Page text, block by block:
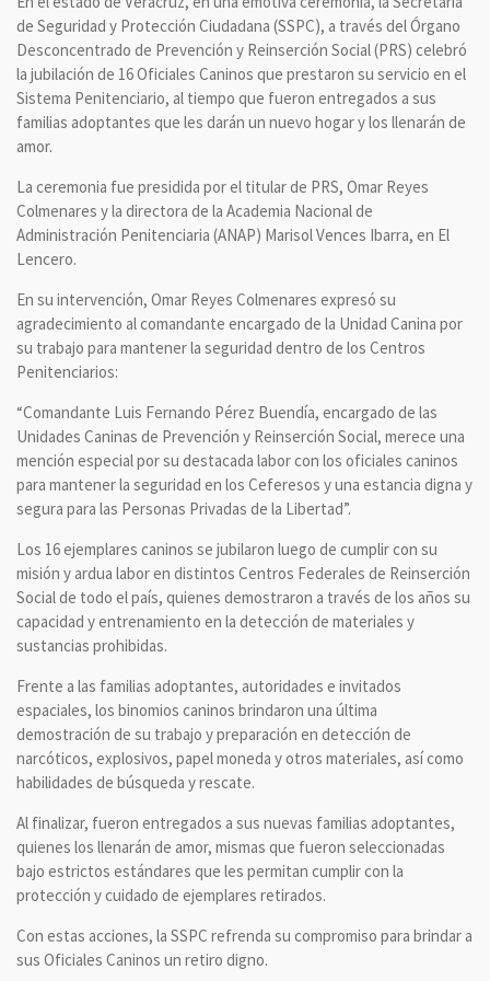
de Seguridad y Protección Ciudadana (SSPC), a través del Órgano
Desconcentrado de Prevención y Reinserción Social (PRS) celebró
la jubilación de 16 Oficiales Caninos que prestaron su servicio en el
Sistema Penitenciario, al tiempo que fueron entregados a sus
familias adoptantes que les darán un nuevo hogar y los llenarán de
amor.
La ceremonia fue presidida por el titular de PRS, Omar Reyes
Colmenares y la directora de la Academia Nacional de
Administración Penitenciaria (ANAP) Marisol Vences Ibarra, en El
Lencero.
En su intervención, Omar Reyes Colmenares expresó su
agradecimiento al comandante encargado de la Unidad Canina por
su trabajo para mantener la seguridad dentro de los Centros
Penitenciarios:
“Comandante Luis Fernando Pérez Buendía, encargado de las
Unidades Caninas de Prevención y Reinserción Social, merece una
mención especial por su destacada labor con los oficiales caninos
para mantener la seguridad en los Ceferesos y una estancia digna y
segura para las Personas Privadas de la Libertad”.
Los 16 ejemplares caninos se jubilaron luego de cumplir con su
misión y ardua labor en distintos Centros Federales de Reinserción
Social de todo el país, quienes demostraron a través de los años su
capacidad y entrenamiento en la detección de materiales y
sustancias prohibidas.
Frente a las familias adoptantes, autoridades e invitados
espaciales, los binomios caninos brindaron una última
demostración de su trabajo y preparación en detección de
narcóticos, explosivos, papel moneda y otros materiales, así como
habilidades de búsqueda y rescate.
Al finalizar, fueron entregados a sus nuevas familias adoptantes,
quienes los llenarán de amor, mismas que fueron seleccionadas
bajo estrictos estándares que les permitan cumplir con la
protección y cuidado de ejemplares retirados.
Con estas acciones, la SSPC refrenda su compromiso para brindar a
sus Oficiales Caninos un retiro digno.